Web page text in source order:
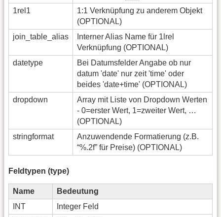
1rel1
1:1 Verknüpfung zu anderem Objekt
(OPTIONAL)
join_table_alias
Interner Alias Name für 1lrel
Verknüpfung (OPTIONAL)
datetype
Bei Datumsfelder Angabe ob nur
datum 'date' nur zeit 'time' oder
beides 'date+time' (OPTIONAL)
dropdown
Array mit Liste von Dropdown Werten
- 0=erster Wert, 1=zweiter Wert, …
(OPTIONAL)
stringformat
Anzuwendende Formatierung (z.B.
“%.2f” für Preise) (OPTIONAL)
Feldtypen (type)
Name
Bedeutung
INT
Integer Feld